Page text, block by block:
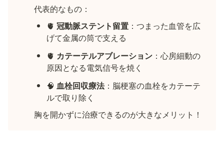
代表的なもの：
🫀 冠動脈ステント留置 ：つまった血管を広
げて金属の筒で支える
🫀 カテーテルアブレーション ：心房細動の
原因となる電気信号を焼く
🧠 血栓回収療法：脳梗塞の血栓をカテーテ
ルで取り除く
胸を開かずに治療できるのが大きなメリット！